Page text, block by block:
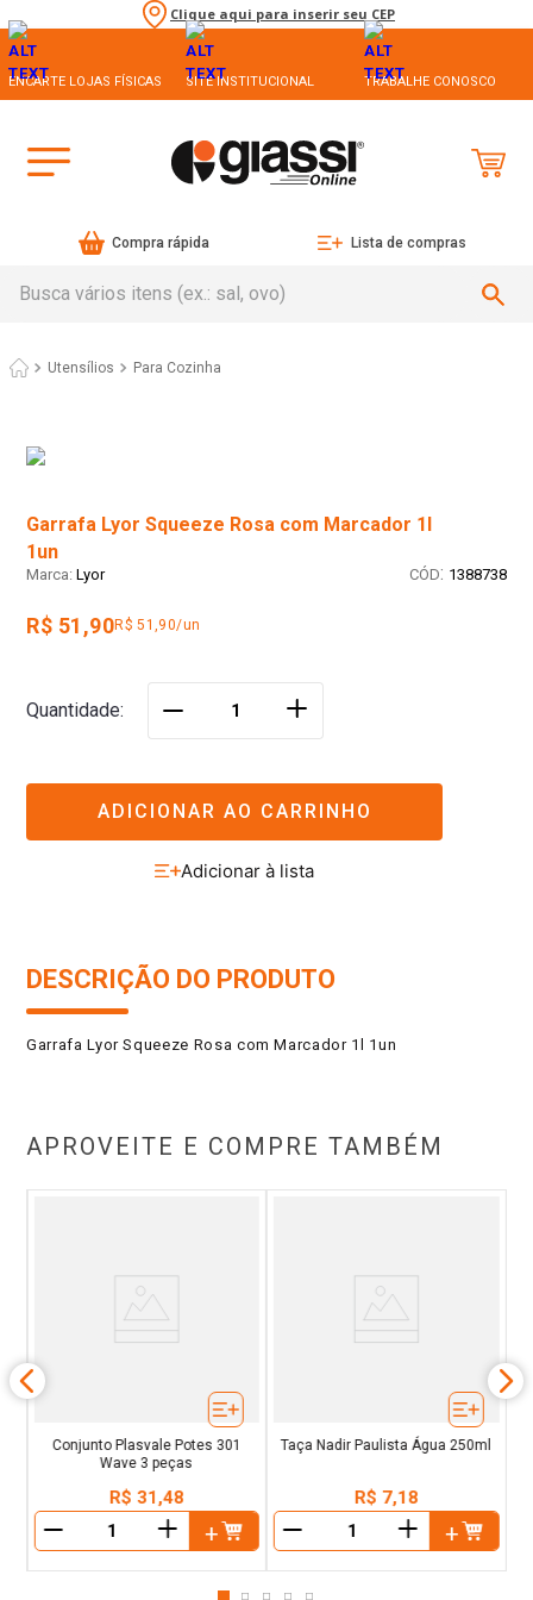
Clique aqui para inserir seu CEP
ENCARTE LOJAS FÍSICAS SITE INSTITUCIONAL TRABALHE CONOSCO
Compra rápida Lista de compras
Utensílios Para Cozinha
Garrafa Lyor Squeeze Rosa com Marcador 1l
1un
Lyor : 1388738
R$ 51,90R$ 51,90/un
Quantidade ＋
ADICIONAR AO CARRINHO
DESCRIÇÃO DO PRODUTO
Garrafa Lyor Squeeze Rosa com Marcador 1l 1un
APROVEITE E COMPRE TAMBÉM
Conjunto Plasvale Potes 301
Wave 3 peças
R$ 31,48
＋
Taça Nadir Paulista Água 250ml
R$ 7,18
＋